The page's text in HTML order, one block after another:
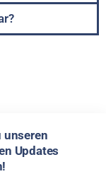
unseren
Updates